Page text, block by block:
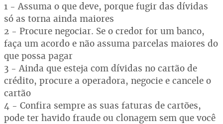
1 - Assuma o que deve, porque fugir das dívidas
só as torna ainda maiores
2 - Procure negociar. Se o credor for um banco,
faça um acordo e não assuma parcelas maiores do
que possa pagar
3 - Ainda que esteja com dívidas no cartão de
crédito, procure a operadora, negocie e cancele o
cartão
4 - Confira sempre as suas faturas de cartões,
pode ter havido fraude ou clonagem sem que você